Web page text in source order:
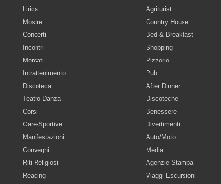
Lirica
Mostre
Concerti
Incontri
Mercati
Intrattenimento
Discoteca
Teatro-Danza
Corsi
Gare-Sportive
Manifestazioni
Convegni
Riti-Religiosi
Reading
Agriturist
Country House
Bed & Breakfast
Shopping
Pizzerie
Pub
After Dinner
Discoteche
Benessere
Divertimenti
Auto/Moto
Media
Agenzie Stampa
Viaggi Escursioni